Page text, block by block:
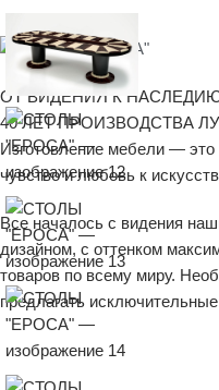
ОТ ВИДЕНИЯ К
40 ЛЕТ ПРОИЗВОДСТВА
Изготовление мебели —
чувство и любовь к
Все началось с видения
дизайном, с оттенком
товаров по всему миру.
предлагать